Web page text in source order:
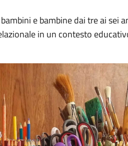
e bambine dai tre ai sei
in un contesto